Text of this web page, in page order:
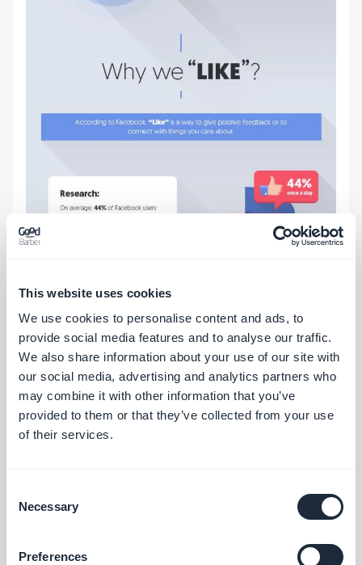
This website uses cookies
We use cookies to personalise content and ads, to
provide social media features and to analyse our traffic.
We also share information about your use of our site with
our social media, advertising and analytics partners who
may combine it with other information that you’ve
provided to them or that they’ve collected from your use
of their services.
Selection
Necessary
Preferences